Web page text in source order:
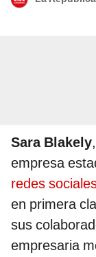
Sara Blakely
empresa
redes
en primera
sus
empresaria